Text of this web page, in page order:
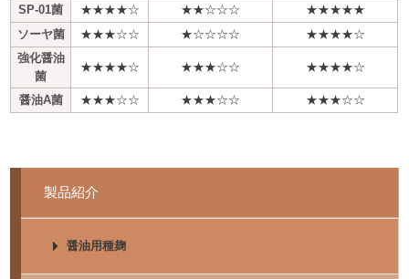
SP-01菌
★★★★☆ ★★☆☆☆
★★★★★
ソーヤ菌
★★★☆☆ ★☆☆☆☆
★★★★☆
強化醤油
菌
★★★★☆ ★★★☆☆ ★★★★☆
醤油A菌 ★★★☆☆ ★★★☆☆ ★★★☆☆
製品紹介
醤油用種麹